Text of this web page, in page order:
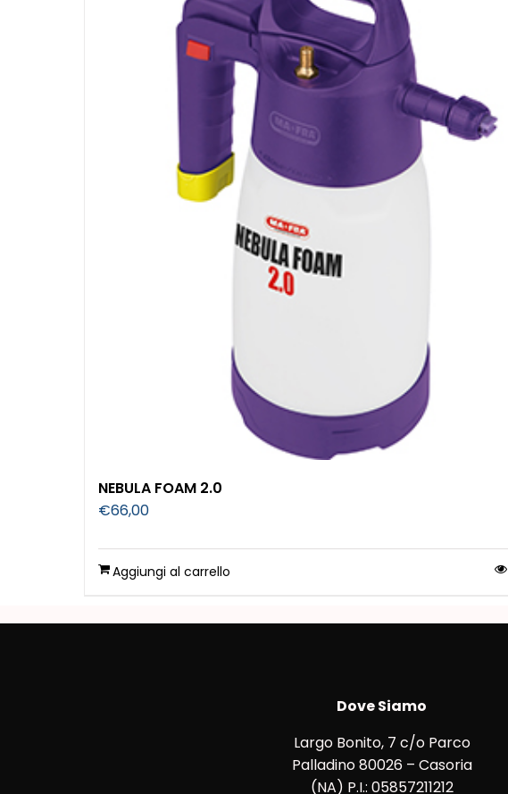
NEBULA FOAM 2.0
€66,00
Aggiungi al carrello
Dove Siamo
Largo Bonito, 7 c/o Parco
Palladino 80026 – Casoria
(NA) P.I.: 05857211212